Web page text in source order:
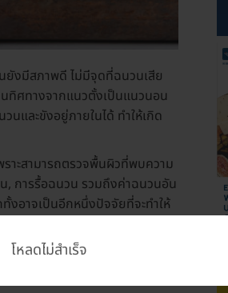
โหลดไม่สำเร็จ
ยังมีสภาพดี ไม่มีจุดที่ฉนวนเสีย
ทิศทางจากแนวตั้งเป็นแนวนอน
นและขังอยู่ภายในได้ ทำให้เกิด
าะสามารถตรวจพื้นผิวที่พบความ
, การรื้อฉนวน รวมถึงค่าฉนวนอัน
งอาจเป็นอีกหนึ่งปัจจัยที่จะทำให้
RT)